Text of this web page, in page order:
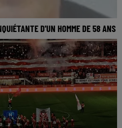
D'UN HOMME DE 58 ANS